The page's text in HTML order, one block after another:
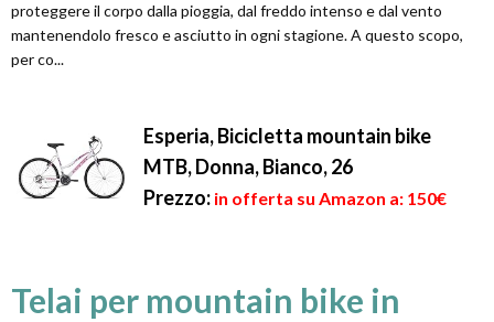
proteggere il corpo dalla pioggia, dal freddo intenso e dal vento
mantenendolo fresco e asciutto in ogni stagione. A questo scopo,
per co...
Esperia, Bicicletta mountain bike
MTB, Donna, Bianco, 26
Prezzo: in offerta su Amazon a: 150€
Telai per mountain bike in